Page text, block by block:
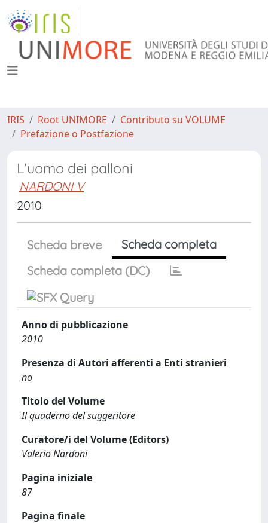
IRIS Root UNIMORE
Contributo su VOLUME
Prefazione o Postfazione
L'uomo dei palloni
NARDONI V
2010
Scheda breve
Scheda completa
Scheda completa (DC)
Anno di pubblicazione
2010
Presenza di Autori afferenti a Enti stranieri
no
Titolo del Volume
Il quaderno del suggeritore
Curatore/i del Volume (Editors)
Valerio Nardoni
Pagina iniziale
87
Pagina finale